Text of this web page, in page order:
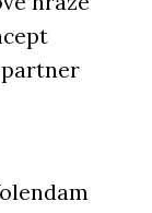
partner